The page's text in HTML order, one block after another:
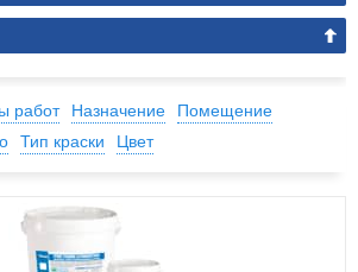
работ Назначение
Помещение
Тип краски Цвет